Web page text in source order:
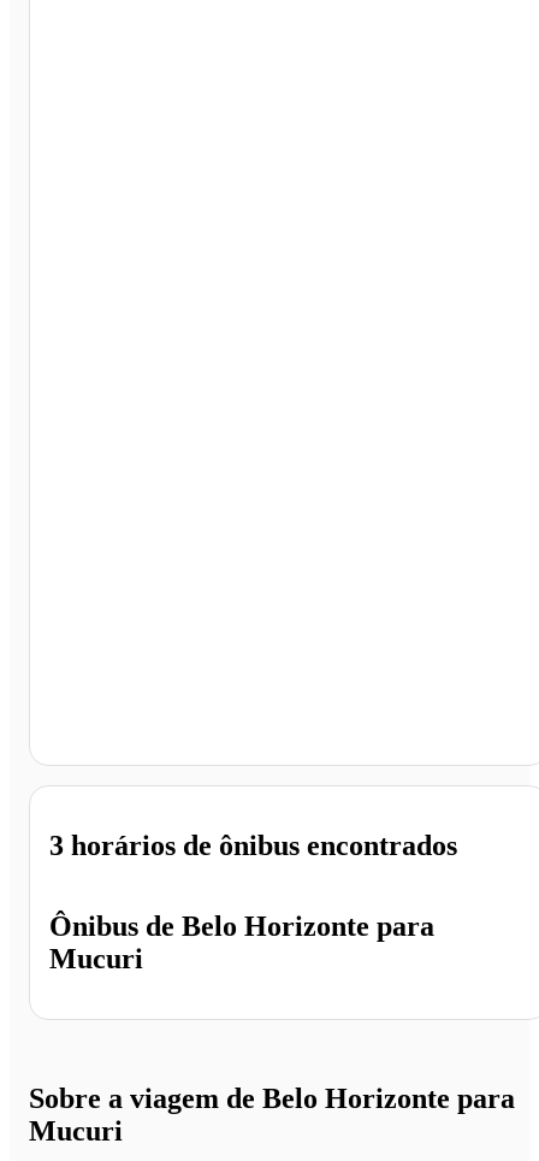
Ônibus de Belo Horizonte para
Mucuri
3 horários de ônibus encontrados
Sobre a viagem de Belo Horizonte para
Mucuri